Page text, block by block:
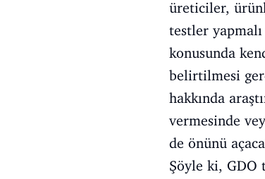
üreticiler,
testler
konusunda
belirtilmesi
hakkında
vermesinde
de önünü
Şöyle ki, GDO